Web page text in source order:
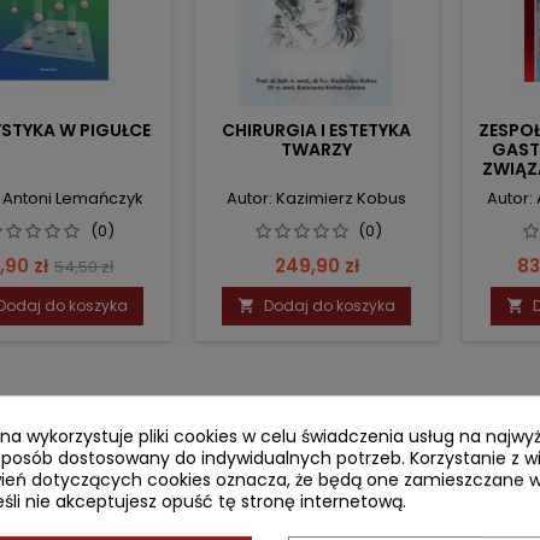
W PIGUŁCE
Lemańczyk
(0)
zł Cena
podstawowa
54,50 zł
do koszyka
CHIRURGIA I ESTETYKA
TWARZY
Autor: Kazimierz Kobus
(0)
Cena
249,90 zł
 Dodaj do koszyka
Autor:

wykorzystuje pliki cookies w celu świadczenia usług na
dostosowany do indywidualnych potrzeb. Korzystanie z
dotyczących cookies oznacza, że będą one zamieszczane
nie akceptujesz opuść tę stronę internetową.